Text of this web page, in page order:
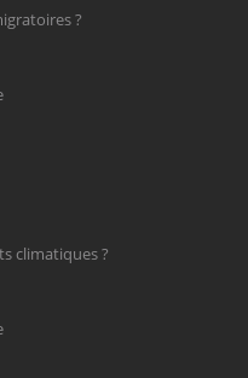
?
climatiques ?